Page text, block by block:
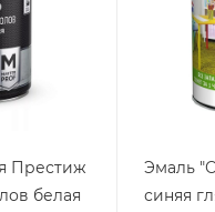
Престиж
белая
Эмаль
синяя